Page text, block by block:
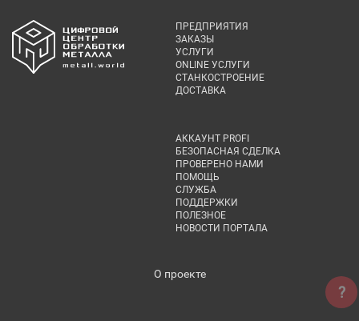
ПРЕДПРИЯТИЯ
ЗАКАЗЫ
УСЛУГИ
ONLINE УСЛУГИ
СТАНКОСТРОЕНИЕ
ДОСТАВКА
АККАУНТ PROFI
БЕЗОПАСНАЯ СДЕЛКА
ПРОВЕРЕНО НАМИ
ПОМОЩЬ
СЛУЖБА
ПОДДЕРЖКИ
ПОЛЕЗНОЕ
НОВОСТИ ПОРТАЛА
О проекте
?